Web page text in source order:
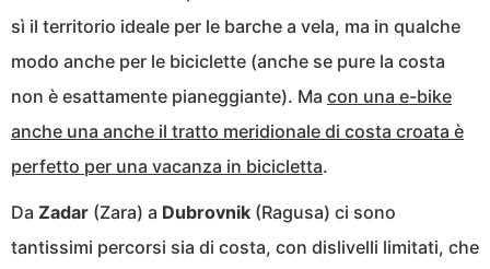
sì il territorio ideale per le barche a vela, ma in qualche
modo anche per le biciclette (anche se pure la costa
non è esattamente pianeggiante). Ma con una e-bike
anche una anche il tratto meridionale di costa croata è
perfetto per una vacanza in bicicletta.
Da Zadar (Zara) a Dubrovnik (Ragusa) ci sono
tantissimi percorsi sia di costa, con dislivelli limitati, che